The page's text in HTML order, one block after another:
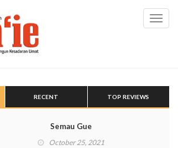
RECENT TOP REVIEWS
Semau Gue
October 25, 2021